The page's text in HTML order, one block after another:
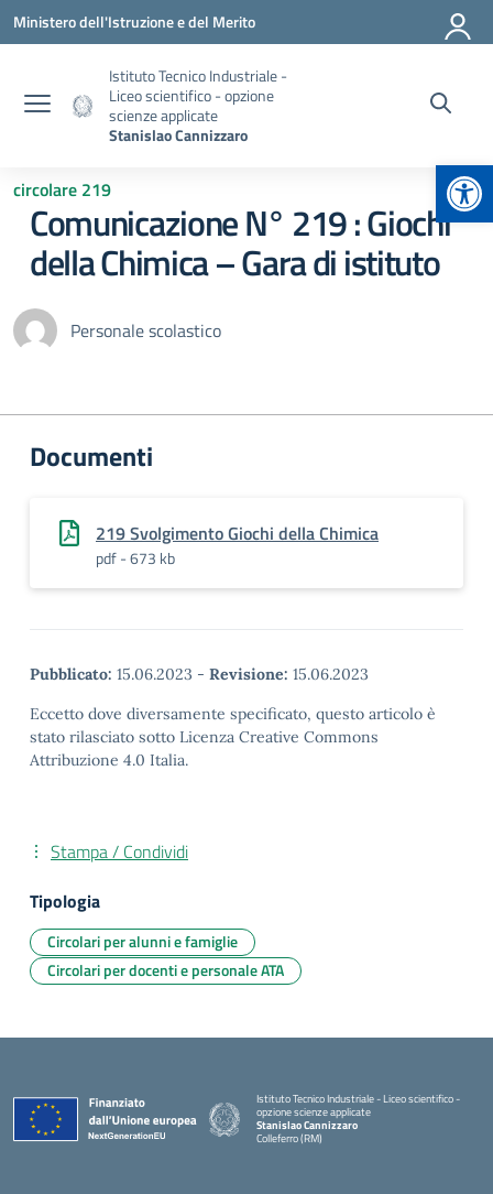
Vai ai contenuti
Vai al menu di navigazione
Vai al footer
Ministero dell'Istruzione e del Merito
Istituto Tecnico Industriale -
Liceo scientifico - opzione
scienze applicate
Stanislao Cannizzaro
circolare 219
Comunicazione N° 219 : Giochi
della Chimica – Gara di istituto
Personale scolastico
Documenti
219 Svolgimento Giochi della Chimica
pdf - 673 kb
Pubblicato: 15.06.2023 - Revisione: 15.06.2023
Eccetto dove diversamente specificato, questo articolo è
stato rilasciato sotto Licenza Creative Commons
Attribuzione 4.0 Italia.
Stampa / Condividi
Tipologia
Circolari per alunni e famiglie
Circolari per docenti e personale ATA
Istituto Tecnico Industriale - Liceo scientifico -
opzione scienze applicate
Stanislao Cannizzaro
Colleferro (RM)